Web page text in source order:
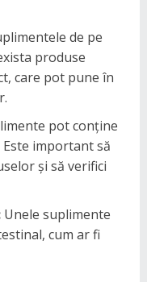
de pe
produse
care pot pune în
pot conține
important să
și să verifici
Unele suplimente
cum ar fi